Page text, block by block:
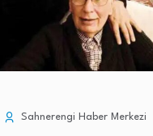
Sahnerengi Haber Merkezi